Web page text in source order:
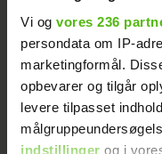
Vi og vores 236
persondata om IP-
marketingformål.
opbevarer og tilgår
levere tilpasset
indstillinger og i